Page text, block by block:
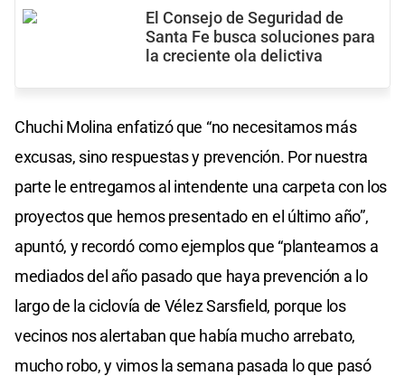
El Consejo de Seguridad de
Santa Fe busca soluciones para
la creciente ola delictiva
Chuchi Molina enfatizó que “no necesitamos más
excusas, sino respuestas y prevención. Por nuestra
parte le entregamos al intendente una carpeta con los
proyectos que hemos presentado en el último año”,
apuntó, y recordó como ejemplos que “planteamos a
mediados del año pasado que haya prevención a lo
largo de la ciclovía de Vélez Sarsfield, porque los
vecinos nos alertaban que había mucho arrebato,
mucho robo, y vimos la semana pasada lo que pasó